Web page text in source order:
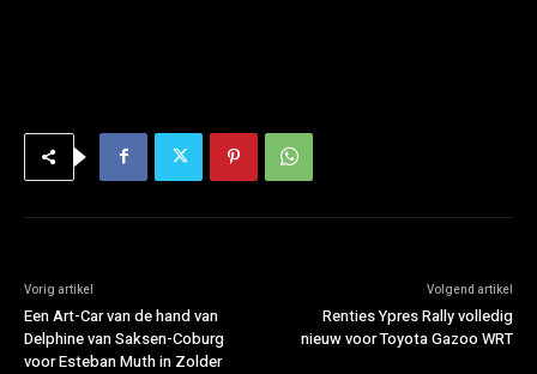
Vorig artikel
Een Art-Car van de hand van
Delphine van Saksen-Coburg
voor Esteban Muth in Zolder
Volgend artikel
Renties Ypres Rally volledig
nieuw voor Toyota Gazoo WRT